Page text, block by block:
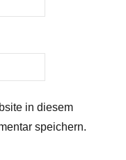
in diesem
speichern.